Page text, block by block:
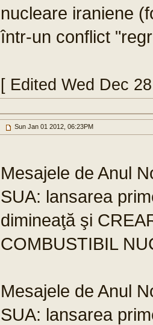
nucleare iraniene
într-un conflict
[ Edited Wed Dec
Sun Jan 01 2012, 06:23PM
Mesajele de Anul
SUA: lansarea
dimineaţă şi
COMBUSTIBIL
Mesajele de Anul
SUA: lansarea